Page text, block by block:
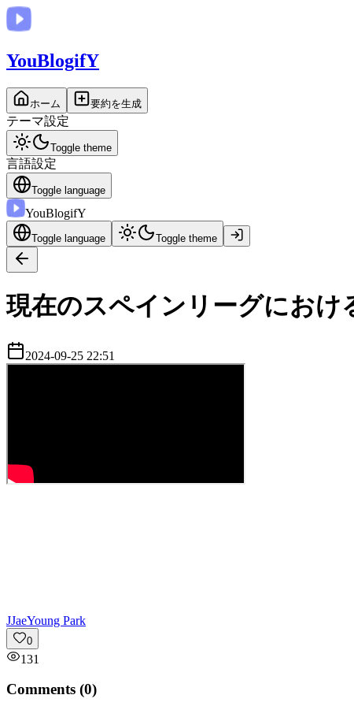
YouBlogifY
ホーム 要約を生成
テーマ設定
Toggle theme
言語設定
Toggle language
YouBlogifY
Toggle language Toggle theme
現在のスペインリーグにおけ
2024-09-25 22:51
JJaeYoung Park
0
131
Comments (0)